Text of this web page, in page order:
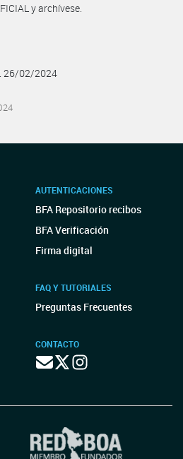
y archívese.
26/02/2024
AUTENTICACIONES
BFA Repositorio recibos
BFA Verificación
Firma digital
FAQ Y TUTORIALES
Preguntas Frecuentes
CONTACTO